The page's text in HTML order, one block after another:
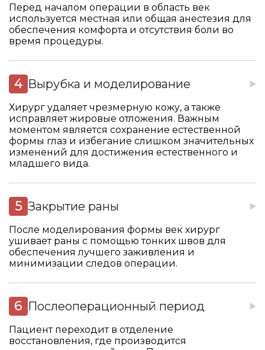
Перед началом операции в область век
используется местная или общая анестезия для
обеспечения комфорта и отсутствия боли во
время процедуры.
Вырубка и моделирование
Хирург удаляет чрезмерную кожу, а также
исправляет жировые отложения. Важным
моментом является сохранение естественной
формы глаз и избегание слишком значительных
изменений для достижения естественного и
младшего вида.
Закрытие раны
После моделирования формы век хирург
ушивает раны с помощью тонких швов для
обеспечения лучшего заживления и
минимизации следов операции.
Послеоперационный период
Пациент переходит в отделение
восстановления, где производится